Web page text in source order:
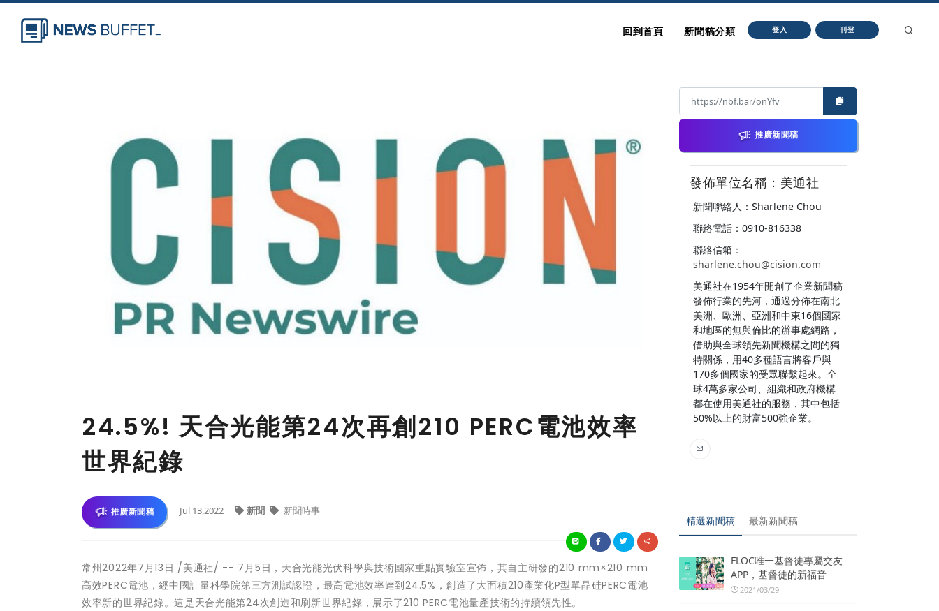
回到首頁 新聞稿分類 登入 刊登
24.5%! 天合光能第24次再創210 PERC電池效率
世界紀錄
推廣新聞稿 Jul 13,2022 新聞 新聞時事
常州2022年7月13日 /美通社/ -- 7月5日，天合光能光伏科學與技術國家重點實驗室宣佈，其自主研發的210 mm×210 mm
高效PERC電池，經中國計量科學院第三方測試認證，最高電池效率達到24.5%，創造了大面積210產業化P型單晶硅PERC電池
效率新的世界紀錄。這是天合光能第24次創造和刷新世界紀錄，展示了210 PERC電池量產技術的持續領先性。
推廣新聞稿
發佈單位名稱：美通社
新聞聯絡人：Sharlene Chou
聯絡電話：0910-816338
聯絡信箱：
sharlene.chou@cision.com
美通社在1954年開創了企業新聞稿
發佈行業的先河，通過分佈在南北
美洲、歐洲、亞洲和中東16個國家
和地區的無與倫比的辦事處網路，
借助與全球領先新聞機構之間的獨
特關係，用40多種語言將客戶與
170多個國家的受眾聯繫起來。全
球4萬多家公司、組織和政府機構
都在使用美通社的服務，其中包括
50%以上的財富500強企業。
精選新聞稿 最新新聞稿
FLOC唯一基督徒專屬交友
APP，基督徒的新福音
2021/03/29